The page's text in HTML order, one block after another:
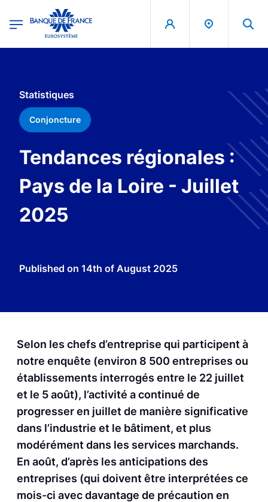
Banque de France - Menu Principal
Statistiques
Conjoncture
Tendances régionales :
Pays de la Loire - Juillet
2025
Published on 14th of August 2025
Selon les chefs d’entreprise qui participent à
notre enquête (environ 8 500 entreprises ou
établissements interrogés entre le 22 juillet
et le 5 août), l’activité a continué de
progresser en juillet de manière significative
dans l’industrie et le bâtiment, et plus
modérément dans les services marchands.
En août, d’après les anticipations des
entreprises (qui doivent être interprétées ce
mois-ci avec davantage de précaution en